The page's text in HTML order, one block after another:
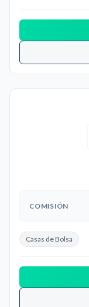
COMISIÓN
Casas de Bolsa